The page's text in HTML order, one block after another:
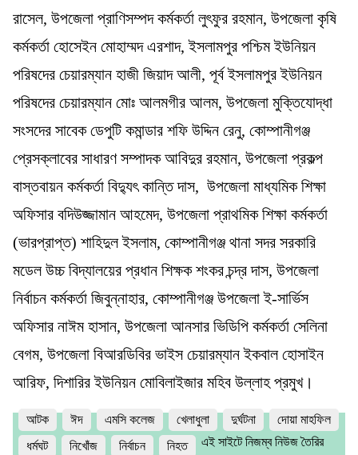
রাসেল, উপজেলা প্রাণিসম্পদ কর্মকর্তা লুৎফুর রহমান, উপজেলা কৃষি
কর্মকর্তা হোসেইন মোহাম্মদ এরশাদ, ইসলামপুর পশ্চিম ইউনিয়ন
পরিষদের চেয়ারম্যান হাজী জিয়াদ আলী, পূর্ব ইসলামপুর ইউনিয়ন
পরিষদের চেয়ারম্যান মোঃ আলমগীর আলম, উপজেলা মুক্তিযোদ্ধা
সংসদের সাবেক ডেপুটি কমান্ডার শফি উদ্দিন রেনু, কোম্পানীগঞ্জ
প্রেসক্লাবের সাধারণ সম্পাদক আবিদুর রহমান, উপজেলা প্রকল্প
বাস্তবায়ন কর্মকর্তা বিদ্যুৎ কান্তি দাস, উপজেলা মাধ্যমিক শিক্ষা
অফিসার বদিউজ্জামান আহমেদ, উপজেলা প্রাথমিক শিক্ষা কর্মকর্তা
(ভারপ্রাপ্ত) শাহিদুল ইসলাম, কোম্পানীগঞ্জ থানা সদর সরকারি
মডেল উচ্চ বিদ্যালয়ের প্রধান শিক্ষক শংকর চন্দ্র দাস, উপজেলা
নির্বাচন কর্মকর্তা জিবুন্নাহার, কোম্পানীগঞ্জ উপজেলা ই-সার্ভিস
অফিসার নাঈম হাসান, উপজেলা আনসার ভিডিপি কর্মকর্তা সেলিনা
বেগম, উপজেলা বিআরডিবির ভাইস চেয়ারম্যান ইকবাল হোসাইন
আরিফ, দিশারির ইউনিয়ন মোবিলাইজার মহিব উল্লাহ প্রমুখ।
আটক ঈদ এমসি কলেজ খেলাধুলা দুর্ঘটনা
দোয়া মাহফিল
ধর্মঘট
নিখোঁজ নির্বাচন
নিহত
এই সাইটে নিজম্ব নিউজ তৈরির